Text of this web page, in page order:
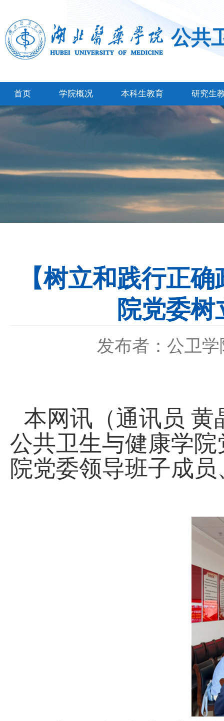
公共
首页 学院概况 本科生教育 研究生
【树立和践行正
院党委
发布者：公卫学
本网讯（通讯员 黄
公共卫生与健康学
院党委领导班子成